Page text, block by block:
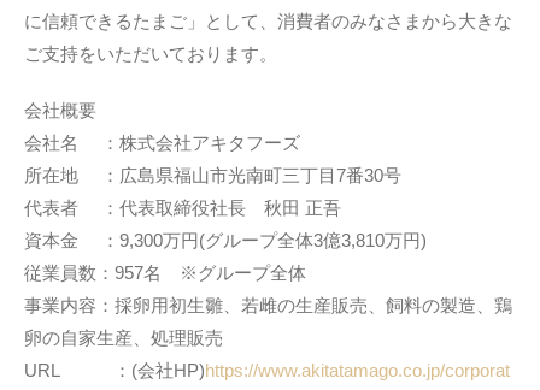
に信頼できるたまご」として、消費者のみなさまから大きな
ご支持をいただいております。
会社概要
会社名 ：株式会社アキタフーズ
所在地 ：広島県福山市光南町三丁目7番30号
代表者 ：代表取締役社長 秋田 正吾
資本金 ：9,300万円(グループ全体3億3,810万円)
従業員数：957名 ※グループ全体
事業内容：採卵用初生雛、若雌の生産販売、飼料の製造、鶏
卵の自家生産、処理販売
URL ：(会社HP)https://www.akitatamago.co.jp/corporat